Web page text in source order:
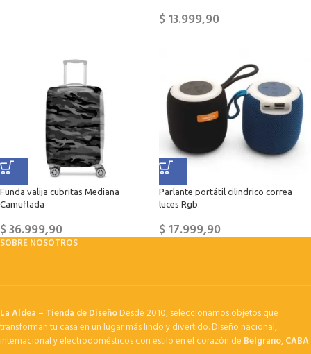
$13.999,90
Funda valija cubritas Mediana
Camuflada
$36.999,90
Parlante portátil cilindrico correa
luces Rgb
$17.999,90
SOBRE NOSOTROS
La Aldea – Tienda de DiseñoDesde 2010, seleccionamos objetos que
transforman tu casa en un lugar más lindo y divertido. Diseño nacional,
internacional y electrodomésticos con estilo en el corazón de Belgrano, CABA.